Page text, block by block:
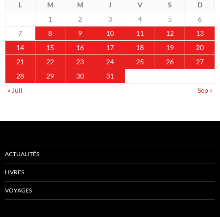
L M M J V S
D
1
2 3 4 5
6
7
8 9 10 11 12
13
14
15 16 17 18 19
20
21
22 23 24 25 26
27
28
29 30
31
« Juil
Sep »
ACTUALITÉS
LIVRES
VOYAGES